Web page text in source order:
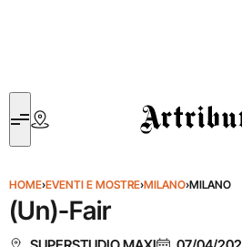
Artribune
HOME›EVENTI E MOSTRE›MILANO›MILANO
(Un)-Fair